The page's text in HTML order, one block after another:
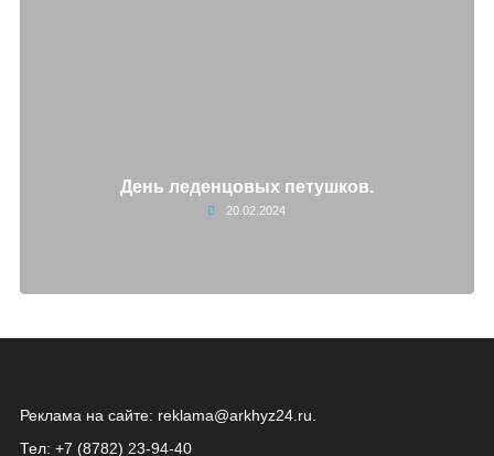
День леденцовых петушков.
20.02.2024
Реклама на сайте: reklama@arkhyz24.ru
Тел: +7 (8782) 23‑94‑40